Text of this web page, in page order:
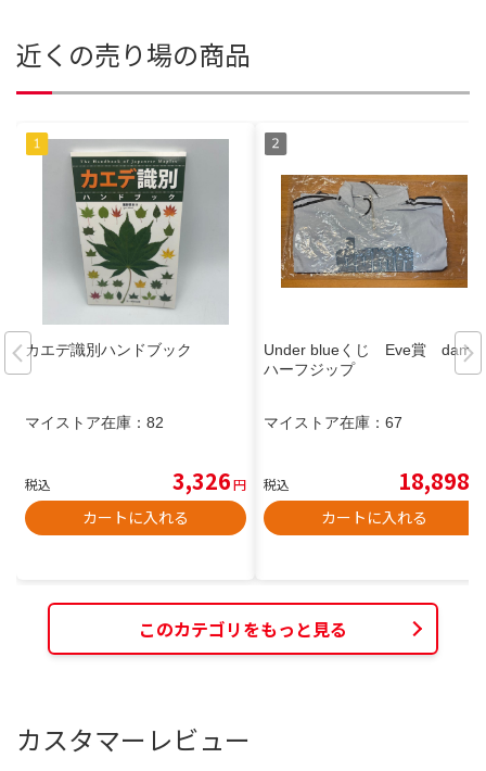
近くの売り場の商品
カエデ識別ハンドブック
マイストア在庫： 82
税込 3,326円
カートに入れる
Under blueくじ Eve賞 damn
ハーフジップ
マイストア在庫： 67
税込 18,898
カートに入れる
このカテゴリをもっと見る
カスタマーレビュー